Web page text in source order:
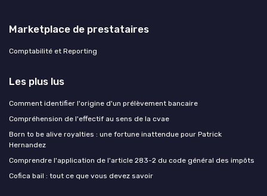
Marketplace de prestataires
Comptabilité et Reporting
Les plus lus
Comment identifier l'origine d'un prélèvement bancaire
Compréhension de l'effectif au sens de la cvae
Born to be alive royalties : une fortune inattendue pour Patrick
Hernandez
Comprendre l'application de l'article 283-2 du code général des impôts
Cofica bail : tout ce que vous devez savoir